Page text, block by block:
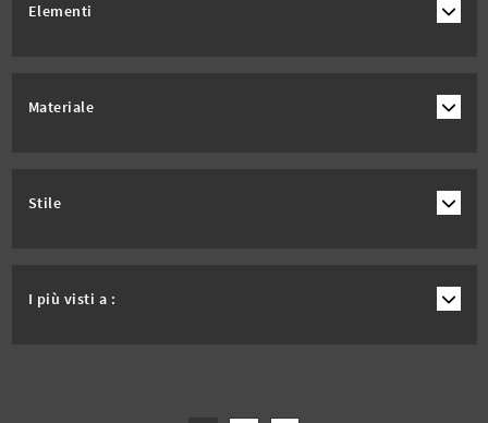
Elementi
Materiale
Stile
I più visti a :